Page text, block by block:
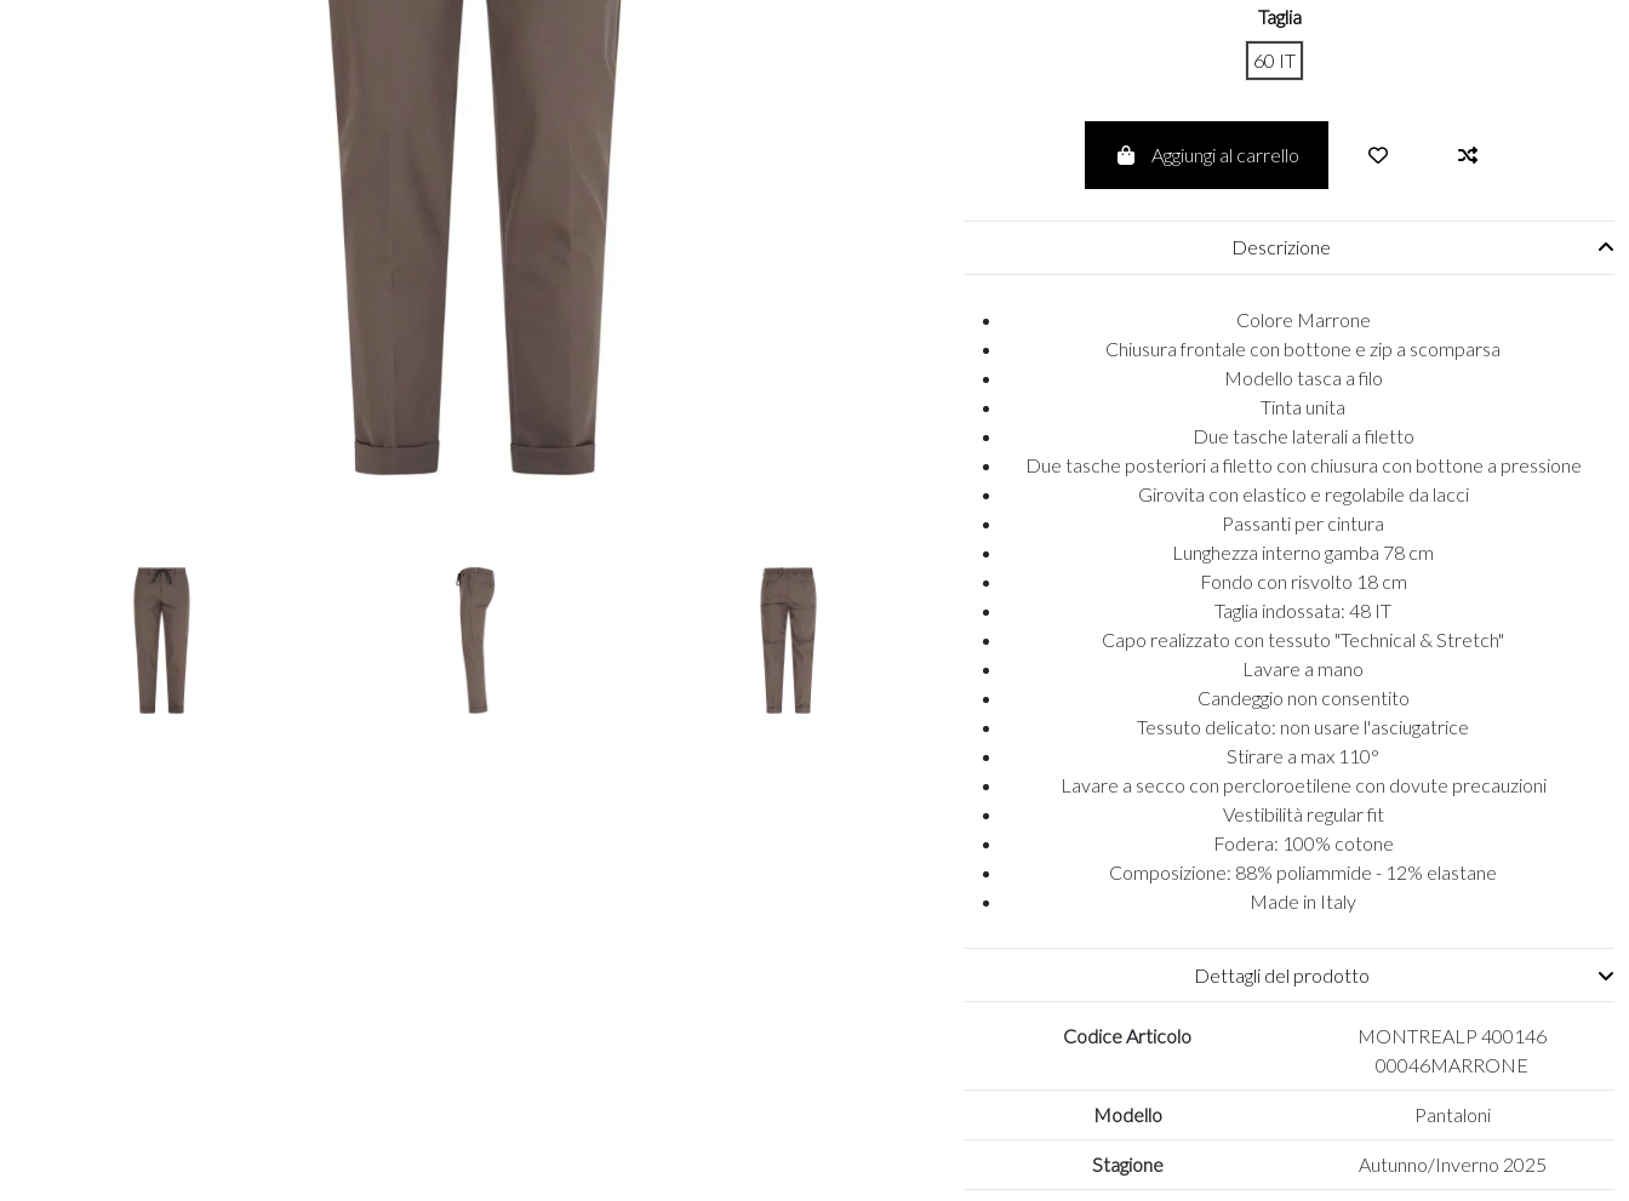
Taglia
60 IT
Aggiungi al carrello
Descrizione
Colore Marrone
Chiusura frontale con bottone e zip a scomparsa
Modello tasca a filo
Tinta unita
Due tasche laterali a filetto
Due tasche posteriori a filetto con chiusura con bottone a pressione
Girovita con elastico e regolabile da lacci
Passanti per cintura
Lunghezza interno gamba 78 cm
Fondo con risvolto 18 cm
Taglia indossata: 48 IT
Capo realizzato con tessuto "Technical & Stretch"
Lavare a mano
Candeggio non consentito
Tessuto delicato: non usare l'asciugatrice
Stirare a max 110°
Lavare a secco con percloroetilene con dovute precauzioni
Vestibilità regular fit
Fodera: 100% cotone
Composizione: 88% poliammide - 12% elastane
Made in Italy
Dettagli del prodotto
Codice Articolo
MONTREALP 400146
00046MARRONE
Modello Pantaloni
Stagione Autunno/Inverno 2025